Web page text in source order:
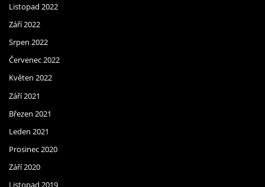
Listopad 2022
Září 2022
Srpen 2022
Červenec 2022
Květen 2022
Září 2021
Březen 2021
Leden 2021
Prosinec 2020
Září 2020
Listopad 2019